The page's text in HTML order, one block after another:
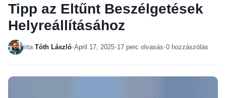
Tipp az Eltűnt Beszélgetések
Helyreállításához
írta Tóth László•April 17, 2025•17 perc olvasás•0 hozzászólás